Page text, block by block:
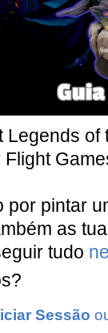
Legends of
Flight
por pintar
as
tudo
Sessão